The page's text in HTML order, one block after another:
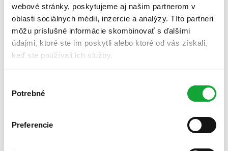
webové stránky, poskytujeme aj našim partnerom v
oblasti sociálnych médií, inzercie a analýzy. Títo partneri
môžu príslušné informácie skombinovať s ďalšími
údajmi, ktoré ste im poskytli alebo ktoré od vás získali,
keď ste používali ich služby.
súhlasu
Potrebné
Preferencie